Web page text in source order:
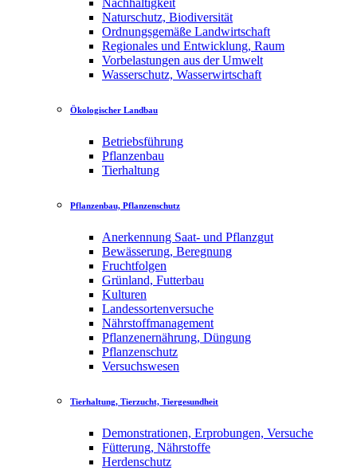
Nachhaltigkeit
Naturschutz, Biodiversität
Ordnungsgemäße Landwirtschaft
Regionales und Entwicklung, Raum
Vorbelastungen aus der Umwelt
Wasserschutz, Wasserwirtschaft
Ökologischer Landbau
Betriebsführung
Pflanzenbau
Tierhaltung
Pflanzenbau, Pflanzenschutz
Anerkennung Saat- und Pflanzgut
Bewässerung, Beregnung
Fruchtfolgen
Grünland, Futterbau
Kulturen
Landessortenversuche
Nährstoffmanagement
Pflanzenernährung, Düngung
Pflanzenschutz
Versuchswesen
Tierhaltung, Tierzucht, Tiergesundheit
Demonstrationen, Erprobungen, Versuche
Fütterung, Nährstoffe
Herdenschutz